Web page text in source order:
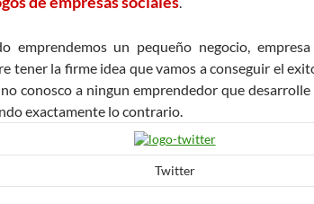
emprendemos un pequeño negocio,
tener la firme idea que vamos a conseguir el
conosco a ningun emprendedor que
exactamente lo contrario.
Twitter